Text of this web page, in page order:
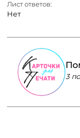
Лист ответов:
Нет
3